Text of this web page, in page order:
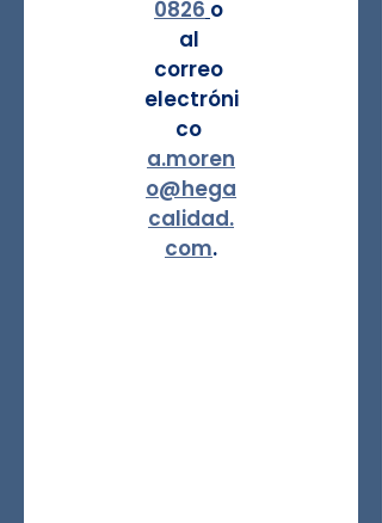
0826 o
al
correo
electróni
co
a.moren
o@hega
calidad.
com.